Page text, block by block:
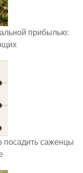
прибылью:
посадить саженцы